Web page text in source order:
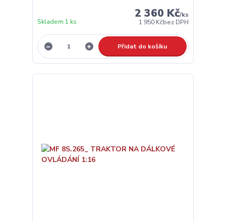
2 360 Kč/ks
1 950 Kčbez DPH
Skladem 1 ks
Přidat do košíku